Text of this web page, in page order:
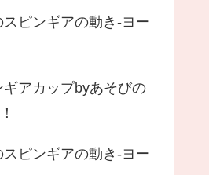
ピンギアの動き-ヨー
アカップbyあそびの
ピンギアの動き-ヨー